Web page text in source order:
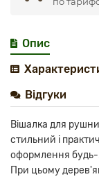
Опис
Відгуки
Вішалка для
стильний і
оформлення будь-
При цьому